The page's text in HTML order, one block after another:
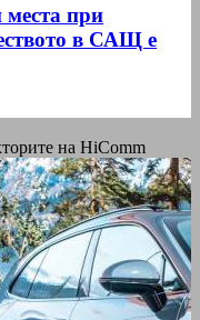
места при
в САЩ е
на HiComm